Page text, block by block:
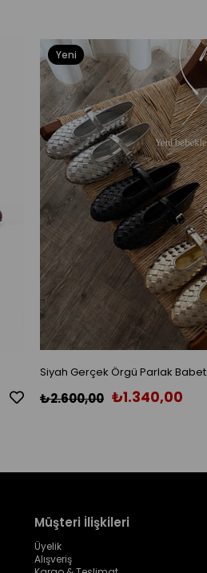
Siyah Gerçek Örgü Parlak Babet
₺1.340,00
₺2.600,00
Yeni
Ürün
Müşteri İlişkileri
Üyelik
Alışveriş